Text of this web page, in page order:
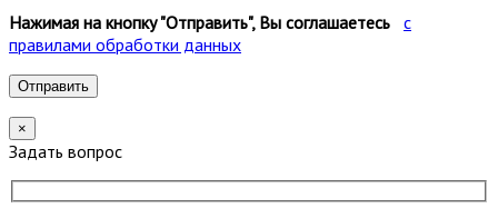
Нажимая на кнопку "Отправить", Вы соглашаетесь с
правилами обработки данных
×
Задать вопрос